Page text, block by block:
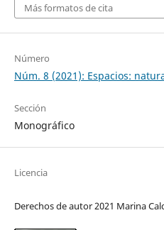
Más formatos de cita
Número
Núm. 8 (2021): Espacios:
Sección
Monográfico
Licencia
Derechos de autor 2021 Marina